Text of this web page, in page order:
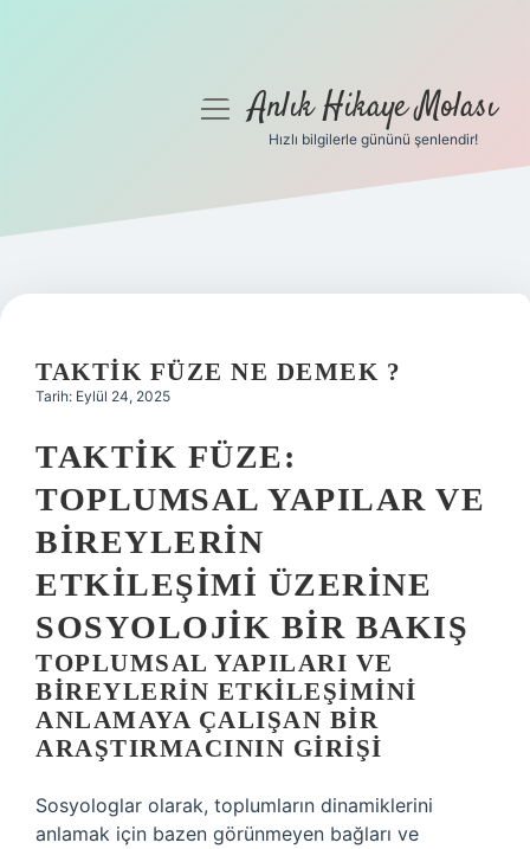
Gizlilik Politikası
Yasal Uyarı
menüyüAnlık Hikaye Molası
Hızlı bilgilerle gününü şenlendir!
TAKTIK FÜZE NE DEMEK ?
Tarih: Eylül 24, 2025
TAKTIK FÜZE:
TOPLUMSAL YAPILAR VE
BIREYLERIN
ETKILEŞIMI ÜZERINE
SOSYOLOJIK BIR BAKIŞ
TOPLUMSAL YAPILARI VE
BIREYLERIN ETKILEŞIMINI
ANLAMAYA ÇALIŞAN BIR
ARAŞTIRMACININ GIRIŞI
Sosyologlar olarak, toplumların dinamiklerini
anlamak için bazen görünmeyen bağları ve